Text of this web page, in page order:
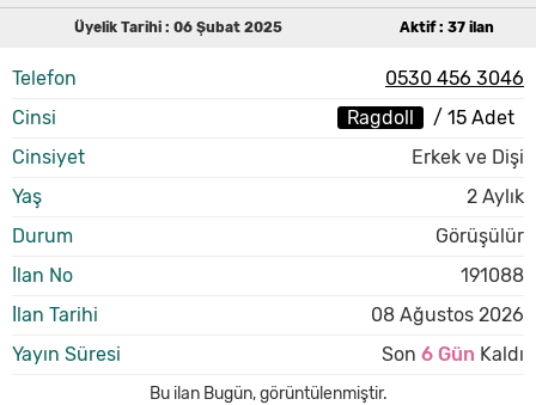
Üyelik Tarihi : 06 Şubat 2025 Aktif : 37 ilan
Telefon
0530 456 3046
Cinsi
Ragdoll
/ 15 Adet
Cinsiyet
Erkek ve Dişi
Yaş
2 Aylık
Durum
Görüşülür
İlan No
191088
İlan Tarihi
08 Ağustos 2026
Yayın Süresi
Son 6 Gün Kaldı
Bu ilan Bugün,görüntülenmiştir.